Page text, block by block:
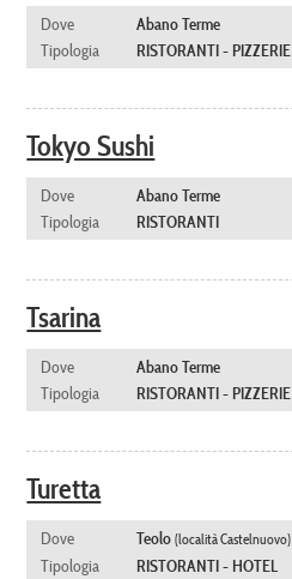
Dove
Abano Terme
Tipologia
RISTORANTI - PIZZERIE
Tokyo Sushi
Dove
Abano Terme
Tipologia
RISTORANTI
Tsarina
Dove
Abano Terme
Tipologia
RISTORANTI - PIZZERIE
Turetta
Dove Teolo(località Castelnuovo)
Tipologia RISTORANTI - HOTEL